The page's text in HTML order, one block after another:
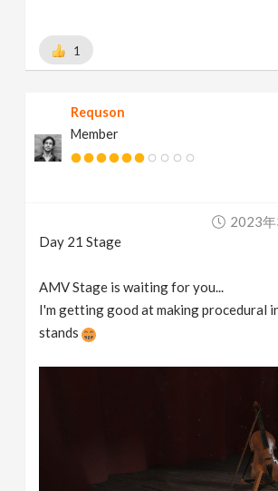
1
Requson
Member
2023
Day 21 Stage
AMV Stage is waiting for you...
I'm getting good at making procedural
stands